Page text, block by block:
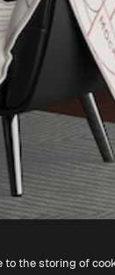
to the storing of